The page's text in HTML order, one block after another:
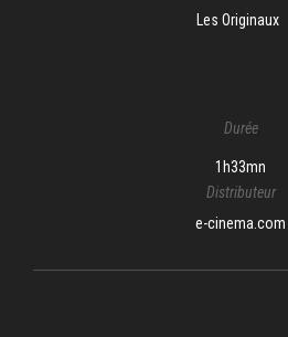
Les Originaux
Durée
1h33mn
Distributeur
e-cinema.com